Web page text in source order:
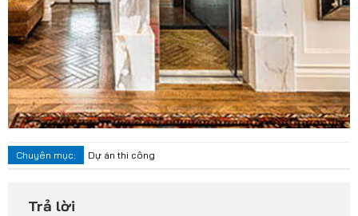
Chuyên mục: Dự án thi công
Trả lời